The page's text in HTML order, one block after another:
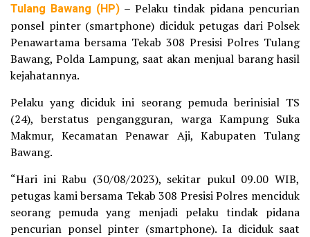
Tulang Bawang (HP) – Pelaku tindak pidana pencurian
ponsel pinter (smartphone) diciduk petugas dari Polsek
Penawartama bersama Tekab 308 Presisi Polres Tulang
Bawang, Polda Lampung, saat akan menjual barang hasil
kejahatannya.
Pelaku yang diciduk ini seorang pemuda berinisial TS
(24), berstatus pengangguran, warga Kampung Suka
Makmur, Kecamatan Penawar Aji, Kabupaten Tulang
Bawang.
“Hari ini Rabu (30/08/2023), sekitar pukul 09.00 WIB,
petugas kami bersama Tekab 308 Presisi Polres menciduk
seorang pemuda yang menjadi pelaku tindak pidana
pencurian ponsel pinter (smartphone). Ia diciduk saat